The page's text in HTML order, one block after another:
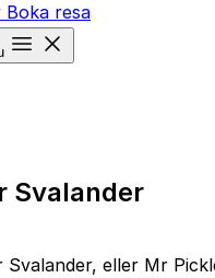
Boka resa
Svalander
Svalander, eller Mr